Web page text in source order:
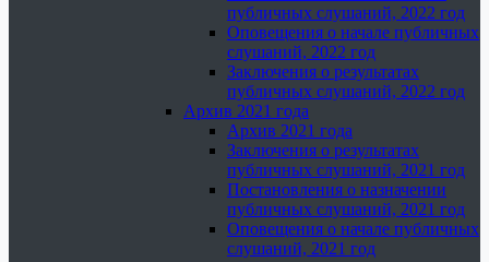
публичных слушаний, 2022 год
Оповещения о начале публичных
слушаний, 2022 год
Заключения о результатах
публичных слушаний, 2022 год
Архив 2021 года
Архив 2021 года
Заключения о результатах
публичных слушаний, 2021 год
Постановления о назначении
публичных слушаний, 2021 год
Оповещения о начале публичных
слушаний, 2021 год